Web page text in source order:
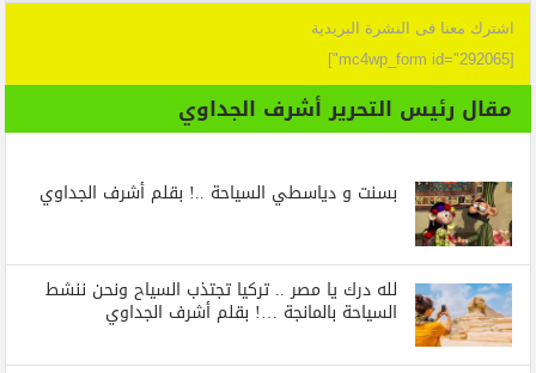
اشترك معنا فى النشرة البريدية
[mc4wp_form id="292065"]
مقال رئيس التحرير أشرف الجداوي
بسنت و دياسطي السياحة ..! بقلم أشرف الجداوي
لله درك يا مصر .. تركيا تجتذب السياح ونحن ننشط
السياحة بالمانجة …! بقلم أشرف الجداوي